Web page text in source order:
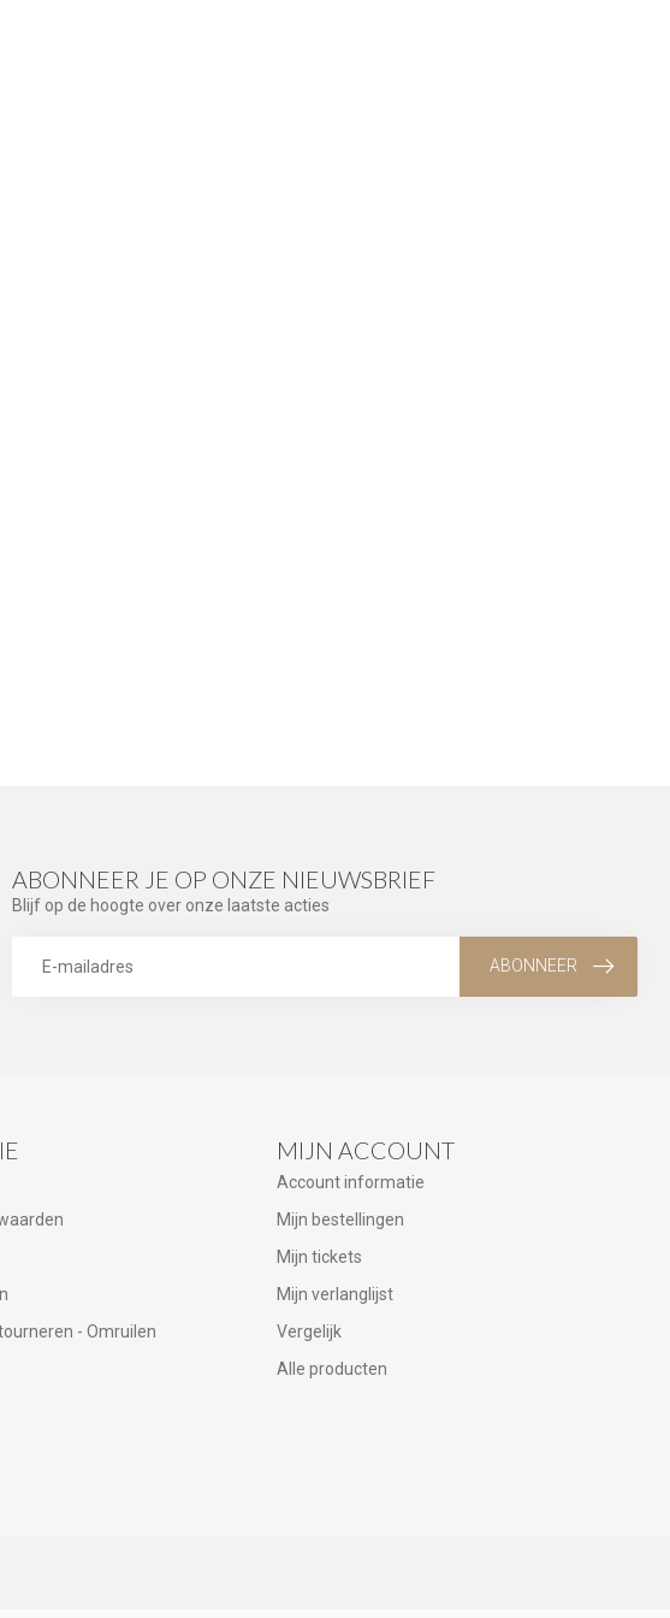
ABONNEER JE OP ONZE NIEUWSBRIEF
Blijf op de hoogte over onze laatste acties
ABONNEER
- Omruilen
MIJN ACCOUNT
Account informatie
Mijn bestellingen
Mijn tickets
Mijn verlanglijst
Vergelijk
Alle producten